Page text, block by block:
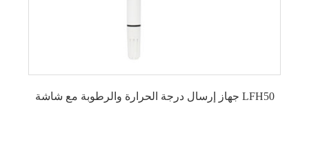
مرسل درجة الحرارة والرطوبة الآمن جوهريًا
LFH71
جهاز إرسال درجة الحرارة والرطوبة مع شاشة LFH50